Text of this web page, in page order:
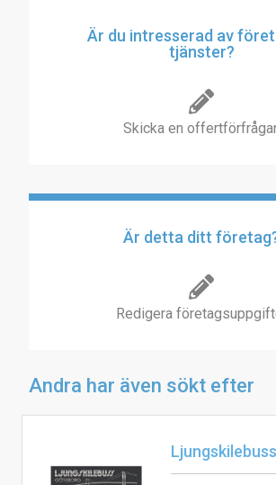
Är du intresserad av
tjänster?
Skicka en
Är detta ditt
Redigera
Andra har även sökt efter